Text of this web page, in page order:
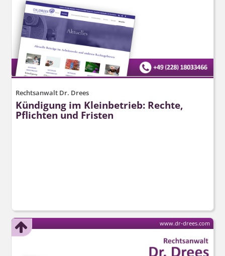
Rechtsanwalt Dr. Drees
Kündigung im Kleinbetrieb: Rechte,
Pflichten und Fristen
www.dr-drees.com